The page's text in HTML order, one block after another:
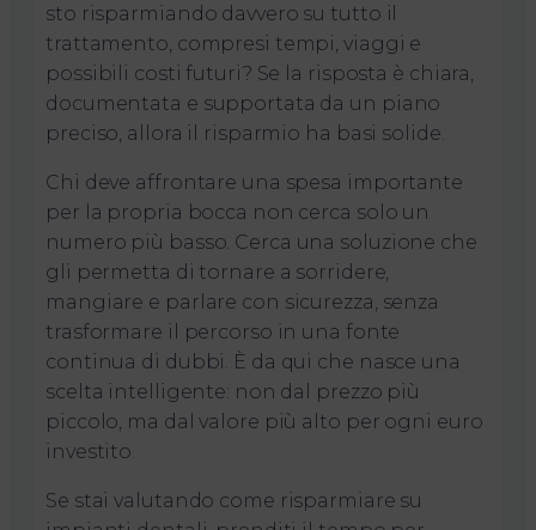
sto risparmiando davvero su tutto il
trattamento, compresi tempi, viaggi e
possibili costi futuri? Se la risposta è chiara,
documentata e supportata da un piano
preciso, allora il risparmio ha basi solide.
Chi deve affrontare una spesa importante
per la propria bocca non cerca solo un
numero più basso. Cerca una soluzione che
gli permetta di tornare a sorridere,
mangiare e parlare con sicurezza, senza
trasformare il percorso in una fonte
continua di dubbi. È da qui che nasce una
scelta intelligente: non dal prezzo più
piccolo, ma dal valore più alto per ogni euro
investito.
Se stai valutando come risparmiare su